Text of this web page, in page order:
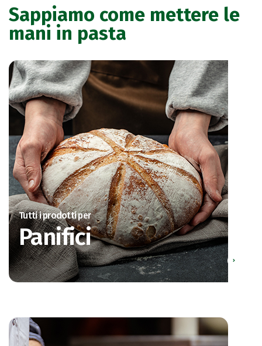
Sappiamo come mettere le
mani in pasta
Tutti i prodotti per
Panifici